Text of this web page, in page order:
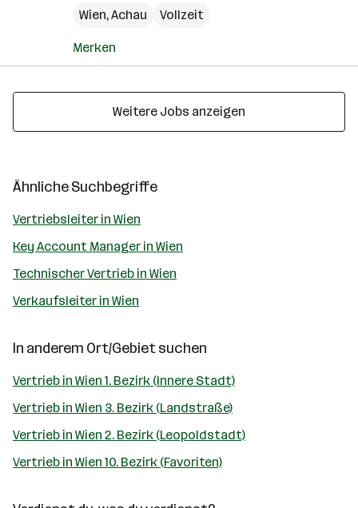
Wien,Achau Vollzeit
Merken
Weitere Jobs anzeigen
Ähnliche Suchbegriffe
Vertriebsleiter in Wien
Key Account Manager in Wien
Technischer Vertrieb in Wien
Verkaufsleiter in Wien
In anderem Ort/Gebiet suchen
Vertrieb in Wien 1. Bezirk (Innere Stadt)
Vertrieb in Wien 3. Bezirk (Landstraße)
Vertrieb in Wien 2. Bezirk (Leopoldstadt)
Vertrieb in Wien 10. Bezirk (Favoriten)